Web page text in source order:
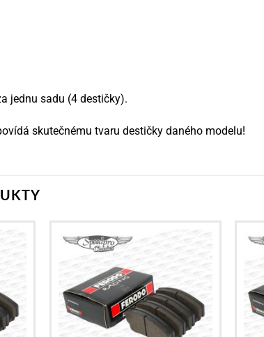
jednu sadu (4 destičky).
skutečnému tvaru destičky daného modelu!